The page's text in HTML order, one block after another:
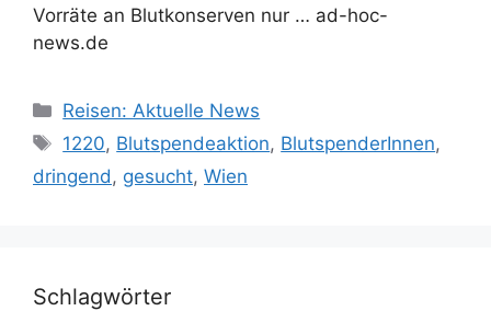
Vorräte an Blutkonserven nur … ad-hoc-
news.de
Kategorien
Reisen: Aktuelle News
Schlagwörter
1220, Blutspendeaktion, BlutspenderInnen,
dringend , gesucht, Wien
Schlagwörter